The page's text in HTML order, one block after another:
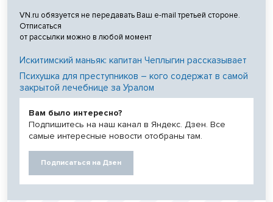
VN.ru обязуется не передавать Ваш e-mail третьей стороне.
Отписаться
от рассылки можно в любой момент
Искитимский маньяк: капитан Чеплыгин рассказывает
Психушка для преступников – кого содержат в самой
закрытой лечебнице за Уралом
Вам было интересно?
Подпишитесь на наш канал в Яндекс. Дзен. Все
самые интересные новости отобраны там.
Подписаться на Дзен